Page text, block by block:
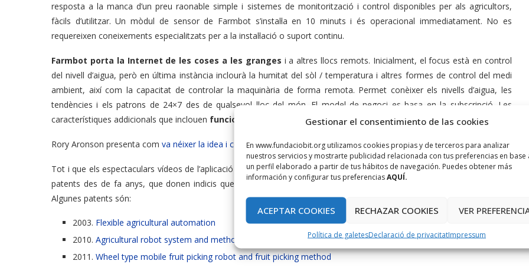
Gestionar el consentimiento de las cookies
En www.fundaciobit.org utilizamos cookies propias y de terceros para analizar
nuestros servicios y mostrarte publicidad relacionada con tus preferencias en base
un perfil elaborado a partir de tus hábitos de navegación. Puedes obtener más
información y configurar tus preferenciasAQUÍ.
ACEPTAR COOKIES RECHAZAR COOKIES VER
Política de galetesDeclaració de privacitatImpressum
resposta a la manca d’un preu raonable simple i sistemes de monitorització i control disponibles per als agricultors,
fàcils d’utilitzar. Un mòdul de sensor de Farmbot s’instal·la en 10 minuts i és operacional immediatament. No es
requereixen coneixements especialitzats per a la instal·lació o suport continu.
Farmbot porta la Internet de les coses a les granges i a altres llocs remots. Inicialment, el focus està en control
del nivell d’aigua, però en última instància inclourà la humitat del sòl / temperatura i altres formes de control del medi
ambient, així com la capacitat de controlar la maquinària de forma remota. Permet conèixer els nivells d’aigua, les
tendències i els patrons de 24×7 des de qualsevol lloc del món. El model de negoci es basa en la subscripció. Les
característiques addicionals que inclouen funcions analítiques i predictives estan en desenvolupament.
Rory Aronson presenta com va néixer la idea i com ho ha aplicat.
Tot i que els espectaculars vídeos de l’aplicació de la robòtica a l’agricultura són molt recents, s’ha de dir que existeixen
patents des de fa anys, que donen indicis que no és tan fàcil passar de la idea, al concepte, al prototip i al mercat.
Algunes patents són:
2003. Flexible agricultural automation
2010. Agricultural robot system and method
2011. Wheel type mobile fruit picking robot and fruit picking method